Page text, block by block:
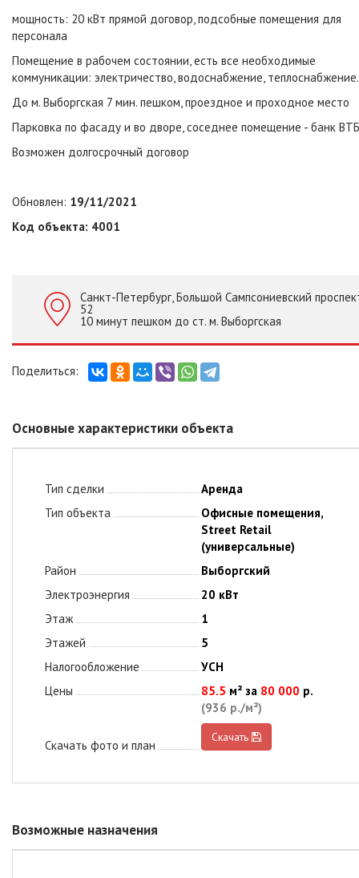
мощность: 20 кВт прямой договор, подсобные помещения для
персонала
Помещение в рабочем состоянии, есть все необходимые
коммуникации: электричество, водоснабжение, теплоснабжение.
До м. Выборгская 7 мин. пешком, проездное и проходное место
Парковка по фасаду и во дворе, соседнее помещение - банк
Возможен долгосрочный договор
Обновлен: 19/11/2021
Код объекта: 4001
Санкт-Петербург, Большой Сампсониевский
52
10 минут пешком до ст. м. Выборгская
Основные характеристики объекта
Тип сделки
Аренда
Тип объекта
Офисные помещения,
Street Retail
(универсальные)
Район
Выборгский
Электроэнергия
20 кВт
Этаж
1
Этажей
5
Налогообложение
УСН
Цены
85.5 м² за 80 000 р.
(936 р./м²)
Скачать фото и план
Скачать
Возможные назначения